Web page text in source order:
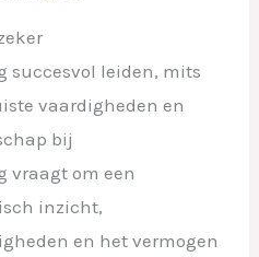
leiden, mits
vaardigheden en
bij
vraagt om een
inzicht,
en het vermogen